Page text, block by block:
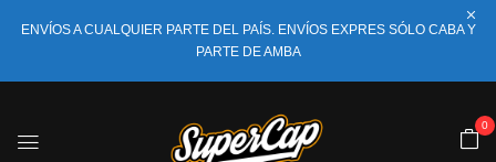
ENVÍOS A CUALQUIER PARTE DEL PAÍS. ENVÍOS EXPRES SÓLO CABA Y
PARTE DE AMBA
0